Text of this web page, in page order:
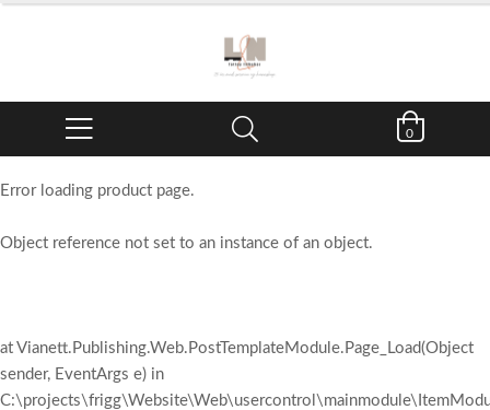
0
Error loading product page.
Object reference not set to an instance of an object.
at Vianett.Publishing.Web.PostTemplateModule.Page_Load(Object
sender, EventArgs e) in